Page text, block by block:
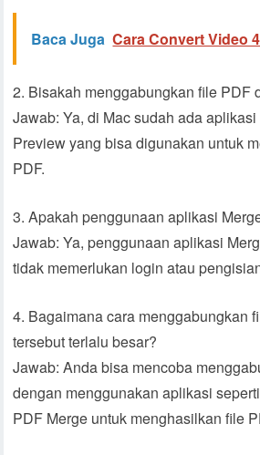
Baca Juga Cara Convert Video
2. Bisakah menggabungkan file PDF
Jawab: Ya, di Mac sudah ada
Preview yang bisa digunakan untuk
PDF.
3. Apakah penggunaan aplikasi
Jawab: Ya, penggunaan aplikasi
tidak memerlukan login atau
4. Bagaimana cara menggabungkan
tersebut terlalu besar?
Jawab: Anda bisa mencoba
dengan menggunakan aplikasi
PDF Merge untuk menghasilkan file